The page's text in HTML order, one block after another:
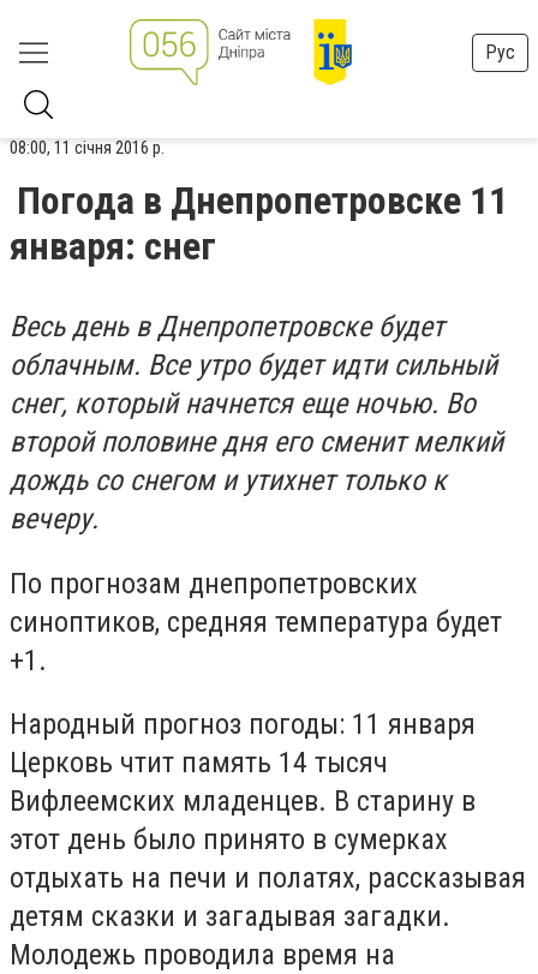
Рус
08:00, 11 січня 2016 р.
Погода в Днепропетровске 11
января: снег
Весь день в Днепропетровске будет
облачным. Все утро будет идти сильный
снег, который начнется еще ночью. Во
второй половине дня его сменит мелкий
дождь со снегом и утихнет только к
вечеру.
По прогнозам днепропетровских
синоптиков, средняя температура будет
+1.
Народный прогноз погоды: 11 января
Церковь чтит память 14 тысяч
Вифлеемских младенцев. В старину в
этот день было принято в сумерках
отдыхать на печи и полатях, рассказывая
детям сказки и загадывая загадки.
Молодежь проводила время на